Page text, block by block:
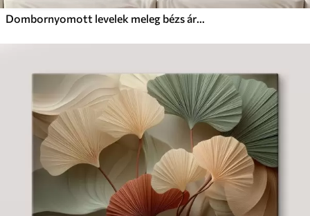
Dombornyomott levelek meleg bézs árnyalatokban